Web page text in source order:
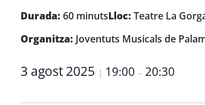
Durada: 60 minutsLloc: Teatre La
Organitza: Joventuts Musicals de
3 agost 2025 | 19:00 – 20:30